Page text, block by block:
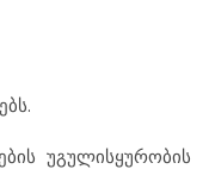
ბის უგულისყურობის